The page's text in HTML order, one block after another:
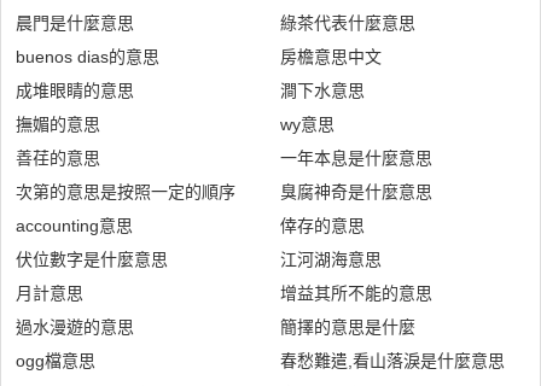
晨門是什麼意思
buenos dias的意思
成堆眼睛的意思
撫媚的意思
善荏的意思
次第的意思是按照一定的順序
accounting意思
伏位數字是什麼意思
月計意思
過水漫遊的意思
ogg檔意思
綠茶代表什麼意思
房檐意思中文
澗下水意思
wy意思
一年本息是什麼意思
臭腐神奇是什麼意思
倖存的意思
江河湖海意思
增益其所不能的意思
簡擇的意思是什麼
春愁難遣,看山落淚是什麼意思